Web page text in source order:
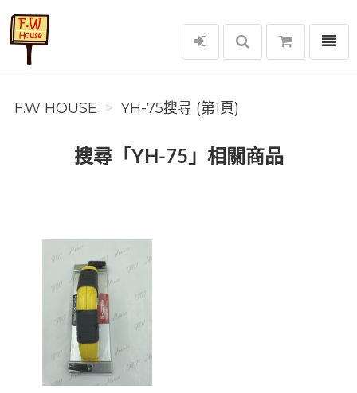
F.W House
選單
F.W HOUSE YH-75搜尋 (第1頁)
搜尋「YH-75」相關商品